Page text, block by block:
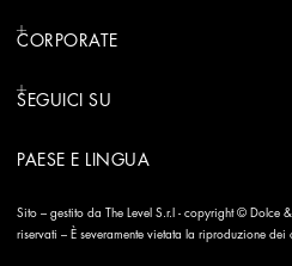
CORPORATE
SEGUICI SU
PAESE E LINGUA
Sito – gestito da The Level S.r.l - copyright © Dolce
riservati – È severamente vietata la riproduzione dei